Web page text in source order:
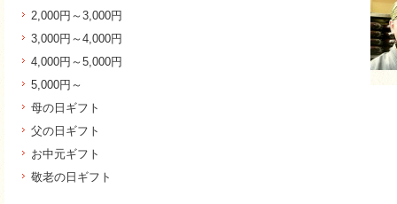
2,000円～3,000円
3,000円～4,000円
4,000円～5,000円
5,000円～
母の日ギフト
父の日ギフト
お中元ギフト
敬老の日ギフト